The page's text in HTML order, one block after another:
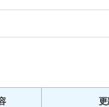
更